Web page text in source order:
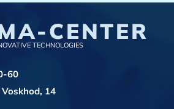
CENTER
TECHNOLOGIES
60
14